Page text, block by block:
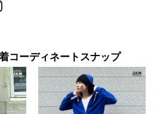
コーディネートスナップ